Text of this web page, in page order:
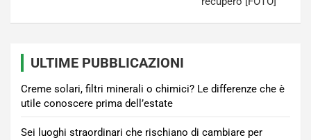
ULTIME PUBBLICAZIONI
Creme solari, filtri minerali o chimici? Le differenze che è
utile conoscere prima dell’estate
Sei luoghi straordinari che rischiano di cambiare per